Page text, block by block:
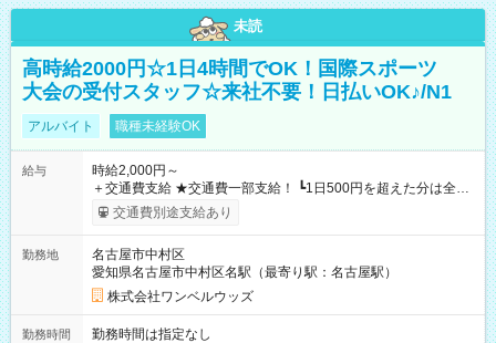
未読
高時給2000円☆1日4時間でOK！国際スポーツ
大会の受付スタッフ☆来社不要！日払いOK♪/N1
アルバイト 職種未経験OK
給与
時給2,000円～
＋交通費支給 ★交通費一部支給！ ┗1日500円を超えた分は全額
支給！ ※往復500円以内の方は自己負担となります ★日払い
OK！（規定あり） ┗働いたその日に現金GET♪ お仕事後はコン
期間なし
交通費別途支給あり
勤務地
名古屋市中村区
愛知県名古屋市中村区名駅（最寄り駅：名古屋駅）
株式会社ワンベルウッズ
勤務時間
勤務時間は指定なし